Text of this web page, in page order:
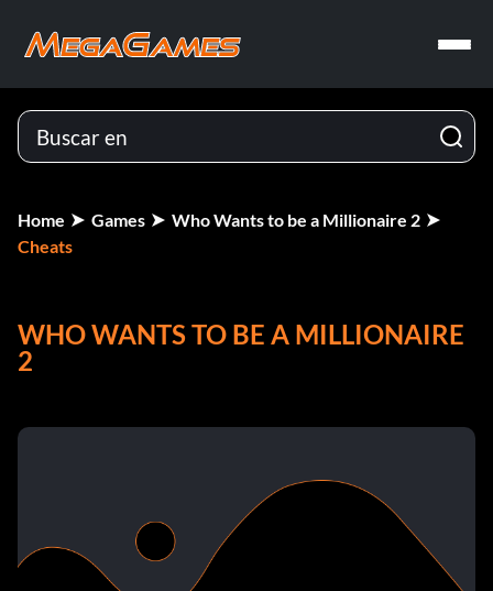
Home Games
Who Wants to be a Millionaire 2
Cheats
WHO WANTS TO BE A MILLIONAIRE
2